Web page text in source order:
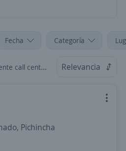
Fecha Categoría
Chimborazo Relevancia
Pichincha